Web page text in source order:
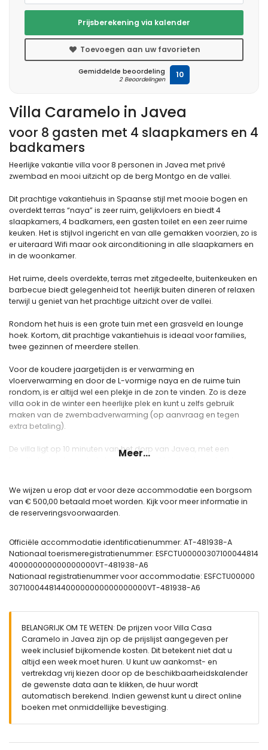
Villa Caramelo in Javea
voor 8 gasten met 4 slaapkamers en 4
badkamers
Heerlijke vakantie villa voor 8 personen in Javea met privé
zwembad en mooi uitzicht op de berg Montgo en de vallei.
Dit prachtige vakantiehuis in Spaanse stijl met mooie bogen en
overdekt terras “naya” is zeer ruim, gelijkvloers en biedt 4
slaapkamers, 4 badkamers, een gasten toilet en een zeer ruime
keuken. Het is stijlvol ingericht en van alle gemakken voorzien, zo is
er uiteraard Wifi maar ook airconditioning in alle slaapkamers en
in de woonkamer.
Het ruime, deels overdekte, terras met zitgedeelte, buitenkeuken en
barbecue biedt gelegenheid tot heerlijk buiten dineren of relaxen
terwijl u geniet van het prachtige uitzicht over de vallei.
Rondom het huis is een grote tuin met een grasveld en lounge
hoek. Kortom, dit prachtige vakantiehuis is ideaal voor families,
twee gezinnen of meerdere stellen.
Voor de koudere jaargetijden is er verwarming en
vloerverwarming en door de L-vormige naya en de ruime tuin
rondom, is er altijd wel een plekje in de zon te vinden. Zo is deze
villa ook in de winter een heerlijke plek en kunt u zelfs gebruik
maken van de zwembadverwarming (op aanvraag en tegen
extra betaling).
De villa ligt op 10 minuten van het dorp van Javea, met een
Interieur
Ruime entree hal
haard
Zeer ruime keuken met alle apparatuur onder meer een
afwasmachine, magnetron, koelkast, elektrische kookplaat,
koffiezet apparaat etc.
Gasten toilet
air conditioning en badkamer ensuite
Slaapkamer met twee persoonsbed en air conditioning
Slaapkamer met twee eenpersoonsbedden en air
conditioning
Badkamer met een douche, een bad en een toilet
Badkamer met bad en toilet
2 badkamers met een douche en toilet
Meer...
We wijzen u erop dat er voor deze accommodatie een borgsom
van € 500,00 betaald moet worden. Kijk voor meer informatie in
de reserveringsvoorwaarden.
Officiële accommodatie identificatienummer: AT-481938-A
Nationaal toerismeregistratienummer: ESFCTU00000307100044814
400000000000000000VT-481938-A6
Nationaal registratienummer voor accommodatie: ESFCTU00000
307100044814400000000000000000VT-481938-A6
BELANGRIJK OM TE WETEN: De prijzen voor Villa Casa
Caramelo in Javea zijn op de prijslijst aangegeven per
week inclusief bijkomende kosten. Dit betekent niet dat u
altijd een week moet huren. U kunt uw aankomst- en
vertrekdag vrij kiezen door op de beschikbaarheidskalender
de gewenste data aan te klikken, de huur wordt
automatisch berekend. Indien gewenst kunt u direct online
boeken met onmiddellijke bevestiging.
Prijsberekening via kalender
Toevoegen aan uw favorieten
Gemiddelde beoordeling
2 Beoordelingen 10